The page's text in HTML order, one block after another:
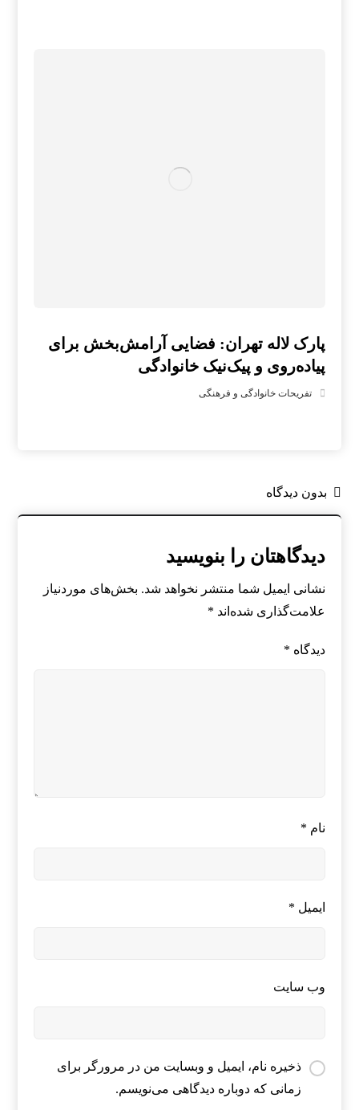
پارک لاله تهران: فضایی آرامش‌بخش برای
پیاده‌روی و پیک‌نیک خانوادگی
تفریحات خانوادگی و فرهنگی
بدون دیدگاه
دیدگاهتان را بنویسید
نشانی ایمیل شما منتشر نخواهد شد. بخش‌های موردنیاز
علامت‌گذاری شده‌اند *
دیدگاه *
نام *
ایمیل *
وب‌ سایت
ذخیره نام، ایمیل و وبسایت من در مرورگر برای
زمانی که دوباره دیدگاهی می‌نویسم.